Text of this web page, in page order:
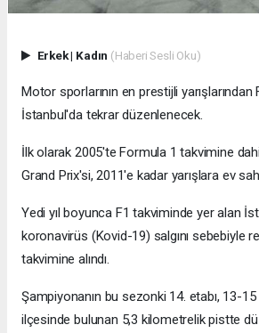
Erkek| Kadın (Haberi Sesli Oku)
Motor sporlarının en prestijli
İstanbul'da tekrar düzenlenecek.
İlk olarak 2005'te Formula 1 takvimine
Grand Prix'si, 2011'e kadar yarışlara ev
Yedi yıl boyunca F1 takviminde yer alan
koronavirüs (Kovid-19) salgını sebebiyle
takvimine alındı.
Şampiyonanın bu sezonki 14. etabı, 13-15
ilçesinde bulunan 5,3 kilometrelik pistte